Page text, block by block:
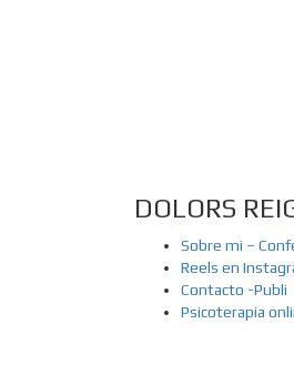
DOLORS
Sobre mi –
Reels en
Contacto -Publi
Psicoterapia